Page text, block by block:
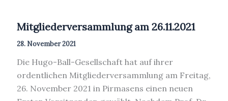
Mitgliederversammlung am 26.11.2021
28. November 2021
Die Hugo-Ball-Gesellschaft hat auf ihrer
ordentlichen Mitgliederversammlung am Freitag,
26. November 2021 in Pirmasens einen neuen